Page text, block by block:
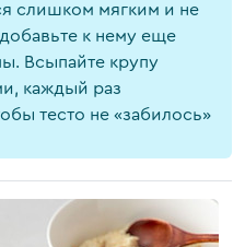
слишком мягким и не
к нему еще
Всыпайте крупу
каждый раз
тесто не «забилось»